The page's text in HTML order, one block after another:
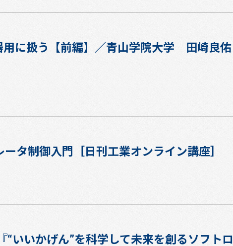
用に扱う【前編】／青山学院大学 田崎良佑
タ制御入門［日刊工業オンライン講座］
“いいかげん”を科学して未来を創るソフトロ